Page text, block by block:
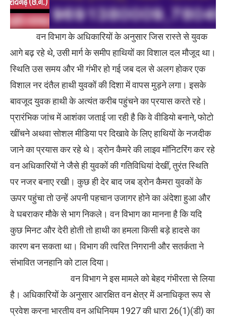
वन विभाग के अधिकारियों के अनुसार जिस रास्ते से युवक
आगे बढ़ रहे थे, उसी मार्ग के समीप हाथियों का विशाल दल मौजूद था।
स्थिति उस समय और भी गंभीर हो गई जब दल से अलग होकर एक
विशाल नर दंतैल हाथी युवकों की दिशा में वापस मुड़ने लगा। इसके
बावजूद युवक हाथी के अत्यंत करीब पहुंचने का प्रयास करते रहे।
प्रारंभिक जांच में आशंका जताई जा रही है कि वे वीडियो बनाने, फोटो
खींचने अथवा सोशल मीडिया पर दिखावे के लिए हाथियों के नजदीक
जाने का प्रयास कर रहे थे। ड्रोन कैमरे की लाइव मॉनिटरिंग कर रहे
वन अधिकारियों ने जैसे ही युवकों की गतिविधियां देखीं, तुरंत स्थिति
पर नजर बनाए रखी। कुछ ही देर बाद जब ड्रोन कैमरा युवकों के
ऊपर पहुंचा तो उन्हें अपनी पहचान उजागर होने का अंदेशा हुआ और
वे घबराकर मौके से भाग निकले। वन विभाग का मानना है कि यदि
कुछ मिनट और देरी होती तो हाथी का हमला किसी बड़े हादसे का
कारण बन सकता था। विभाग की त्वरित निगरानी और सतर्कता ने
संभावित जनहानि को टाल दिया।
वन विभाग ने इस मामले को बेहद गंभीरता से लिया
है। अधिकारियों के अनुसार आरक्षित वन क्षेत्र में अनाधिकृत रूप से
प्रवेश करना भारतीय वन अधिनियम 1927 की धारा 26(1)(डी) का